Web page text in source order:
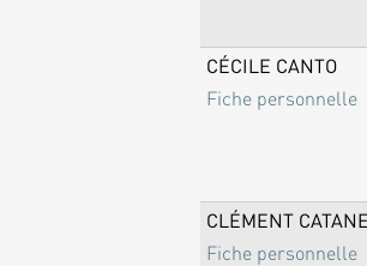
CÉCILE CANTO
Fiche personnelle
CLÉMENT
Fiche personnelle